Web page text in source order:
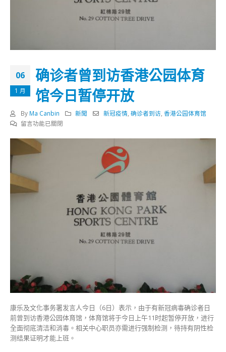
06
1 月
确诊者曾到访香港公园体育
馆今日暂停开放
By Ma Canbin 新聞 新冠疫情 ,确诊者到访 ,香港公园体育馆
在
诊
者
香
日
暂
停
开
放〉
中
留言功能已關閉
康乐及文化事务署发言人今日（6日）表示，由于有新冠病毒确诊者日
前曾到访香港公园体育馆，体育馆将于今日上午11时起暂停开放，进行
全面彻底清洁和消毒。相关中心职员亦需进行强制检测，待持有阴性检
测结果证明才能上班。